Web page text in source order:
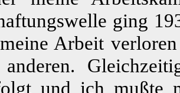
ging
Arbeit
und ich mußte